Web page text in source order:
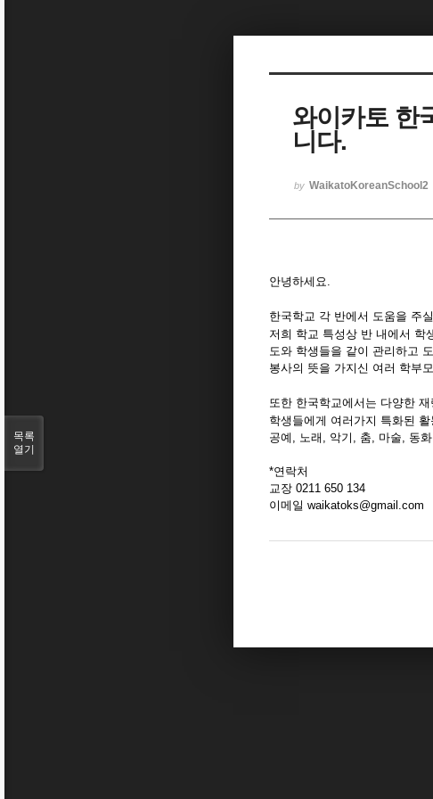
와이카토 한
니다.
by WaikatoKoreanSchool2
안녕하세요.
한국학교 각 반에서 도움을 주
저희 학교 특성상 반 내에서 학
도와 학생들을 같이 관리하고
봉사의 뜻을 가지신 여러 학부
또한 한국학교에서는 다양한
학생들에게 여러가지 특화된
공예, 노래, 악기, 춤, 마술, 동
*연락처
교장 0211 650 134
이메일 waikatoks@gmail.com
목록
열기
Sketchbook5, 스케치북5
Sketchbook5, 스케치북5